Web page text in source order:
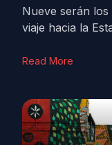
Nueve serán
viaje hacia la
Read More